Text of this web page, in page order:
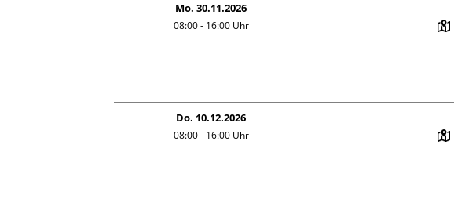
Mo. 30.11.2026
08:00 - 16:00Uhr
Do. 10.12.2026
08:00 - 16:00Uhr